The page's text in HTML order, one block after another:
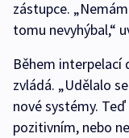
zástupce.
tomu nevyhýbal,“
Během interpelací
zvládá. „Udělalo
nové systémy.
pozitivním, nebo